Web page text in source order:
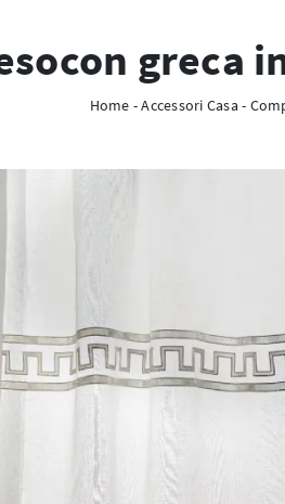
greca
Home -Accessori Casa -